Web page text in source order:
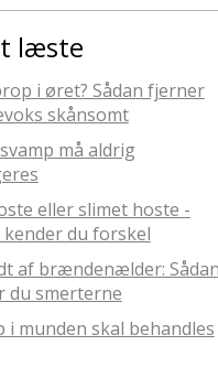
læste
i øret? Sådan fjerner
skånsomt
må aldrig
eller slimet hoste -
kender du forskel
af brændenælder: Sådan
du smerterne
i munden skal behandles